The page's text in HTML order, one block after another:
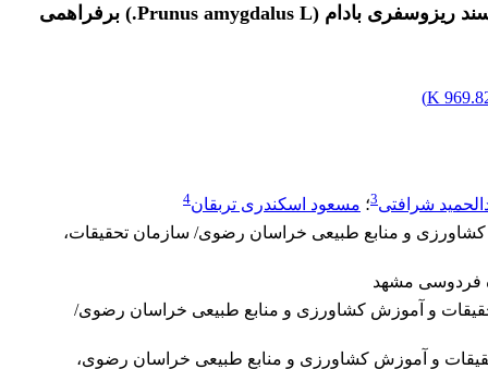
تأثیر باکتری‌های بومی شورپسند، قلیاپسند و شورقلیاپسند ریزوسفری بادام (Prunus amygdalus L.) برفراهمی
969.82
)
شرافتی3؛ مسعود اسکندری تربقان4
و منابع طبیعی خراسان رضوی/ سازمان تحقیقات،
فردوسی مشهد
و آموزش کشاورزی و منابع طبیعی خراسان رضوی/
و آموزش کشاورزی و منابع طبیعی خراسان رضوی،